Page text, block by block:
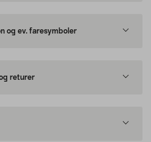
og ev. faresymboler
returer